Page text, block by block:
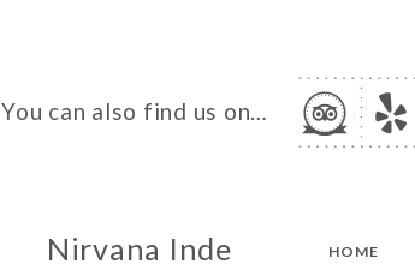
You can also find us on…
Nirvana Inde HOME